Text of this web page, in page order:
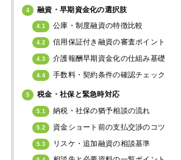
4 融資・早期資金化の選択肢
4.1 公庫・制度融資の特徴比較
4.2 信用保証付き融資の審査ポイント
4.3 介護報酬早期資金化の仕組み基礎
4.4 手数料・契約条件の確認チェック
5 税金・社保と緊急時対応
5.1 納税・社保の猶予相談の流れ
5.2 資金ショート前の支払交渉のコツ
5.3 リスケ・追加融資の相談基準